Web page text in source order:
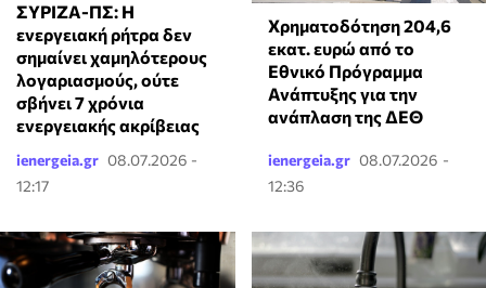
ΣΥΡΙΖΑ-ΠΣ: Η
ενεργειακή ρήτρα δεν
σημαίνει χαμηλότερους
λογαριασμούς, ούτε
σβήνει 7 χρόνια
ενεργειακής ακρίβειας
ienergeia.gr 08.07.2026 -
12:17
Χρηματοδότηση 204,6
εκατ. ευρώ από το
Εθνικό Πρόγραμμα
Ανάπτυξης για την
ανάπλαση της ΔΕΘ
ienergeia.gr 08.07.2026 -
12:36